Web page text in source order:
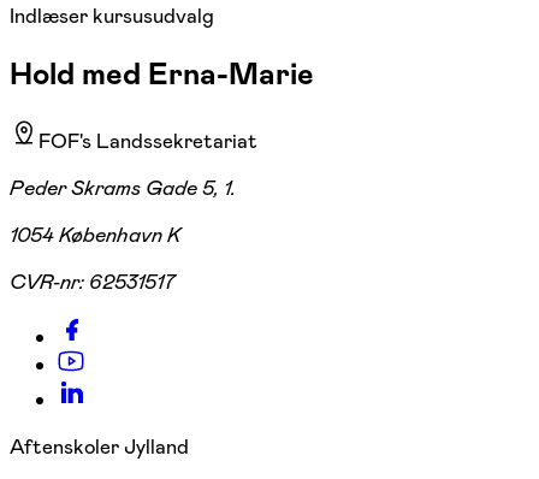
Indlæser kursusudvalg
Hold med Erna-Marie
FOF's Landssekretariat
Peder Skrams Gade 5, 1.
1054 København K
CVR-nr: 62531517
Aftenskoler Jylland